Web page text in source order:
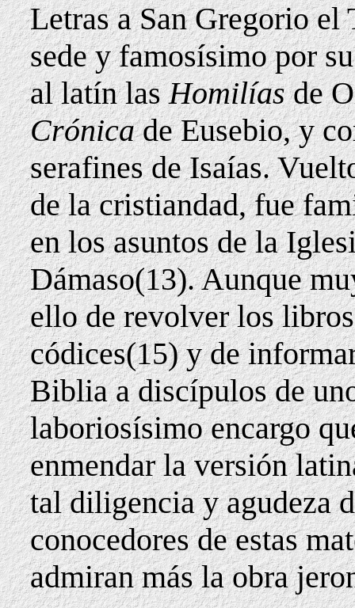
Letras a San Gregorio el
sede y famosísimo por
al latín lasHomilíasde
Crónicade Eusebio, y
serafines de Isaías.
de la cristiandad, fue
en los asuntos de la
Dámaso(13). Aunque
ello de revolver los
códices(15) y de
Biblia a discípulos de
laboriosísimo encargo
enmendar la versión
tal diligencia y agudeza
conocedores de estas
admiran más la obra